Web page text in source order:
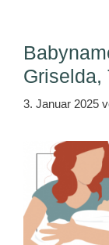
3. Januar 2025